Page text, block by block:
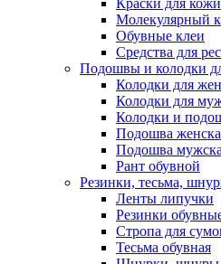
Краски для кожи
Молекулярный
Обувные клеи
Средства для
Подошвы и колодки
Колодки для
Колодки для
Колодки и
Подошва
Подошва
Рант обувной
Резинки, тесьма,
Ленты липучки
Резинки
Стропа для
Тесьма обувная